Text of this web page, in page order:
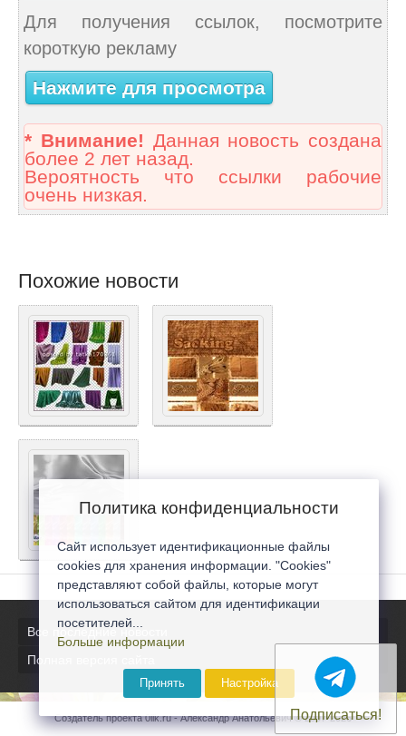
Для получения ссылок, посмотрите
короткую рекламу
Нажмите для просмотра
* Внимание! Данная новость создана
более 2 лет назад.
Вероятность что ссылки рабочие
очень низкая.
Похожие новости
Все последние новости
Полная версия сайта
Создатель проекта 0lik.ru - Александр Анатольевич © 2007-2026
Подписаться!
Политика конфиденциальности
Сайт использует идентификационные файлы
cookies для хранения информации. "Cookies"
представляют собой файлы, которые могут
использоваться сайтом для идентификации
посетителей...
Больше информации
Принять Настройка